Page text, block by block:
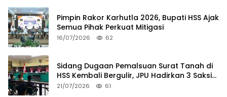
Pimpin Rakor Karhutla 2026, Bupati HSS Ajak
Semua Pihak Perkuat Mitigasi
16/07/2026 62
Sidang Dugaan Pemalsuan Surat Tanah di
HSS Kembali Bergulir, JPU Hadirkan 3 Saksi
Pelapor
21/07/2026 61